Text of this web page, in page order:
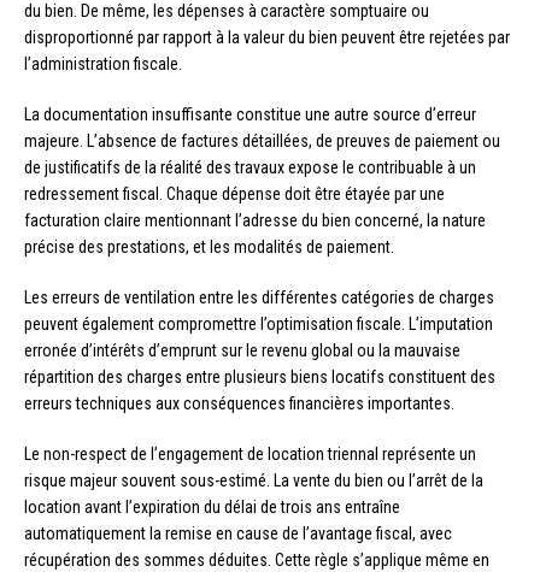
du bien. De même, les dépenses à caractère somptuaire ou
disproportionné par rapport à la valeur du bien peuvent être rejetées par
l’administration fiscale.
La documentation insuffisante constitue une autre source d’erreur
majeure. L’absence de factures détaillées, de preuves de paiement ou
de justificatifs de la réalité des travaux expose le contribuable à un
redressement fiscal. Chaque dépense doit être étayée par une
facturation claire mentionnant l’adresse du bien concerné, la nature
précise des prestations, et les modalités de paiement.
Les erreurs de ventilation entre les différentes catégories de charges
peuvent également compromettre l’optimisation fiscale. L’imputation
erronée d’intérêts d’emprunt sur le revenu global ou la mauvaise
répartition des charges entre plusieurs biens locatifs constituent des
erreurs techniques aux conséquences financières importantes.
Le non-respect de l’engagement de location triennal représente un
risque majeur souvent sous-estimé. La vente du bien ou l’arrêt de la
location avant l’expiration du délai de trois ans entraîne
automatiquement la remise en cause de l’avantage fiscal, avec
récupération des sommes déduites. Cette règle s’applique même en